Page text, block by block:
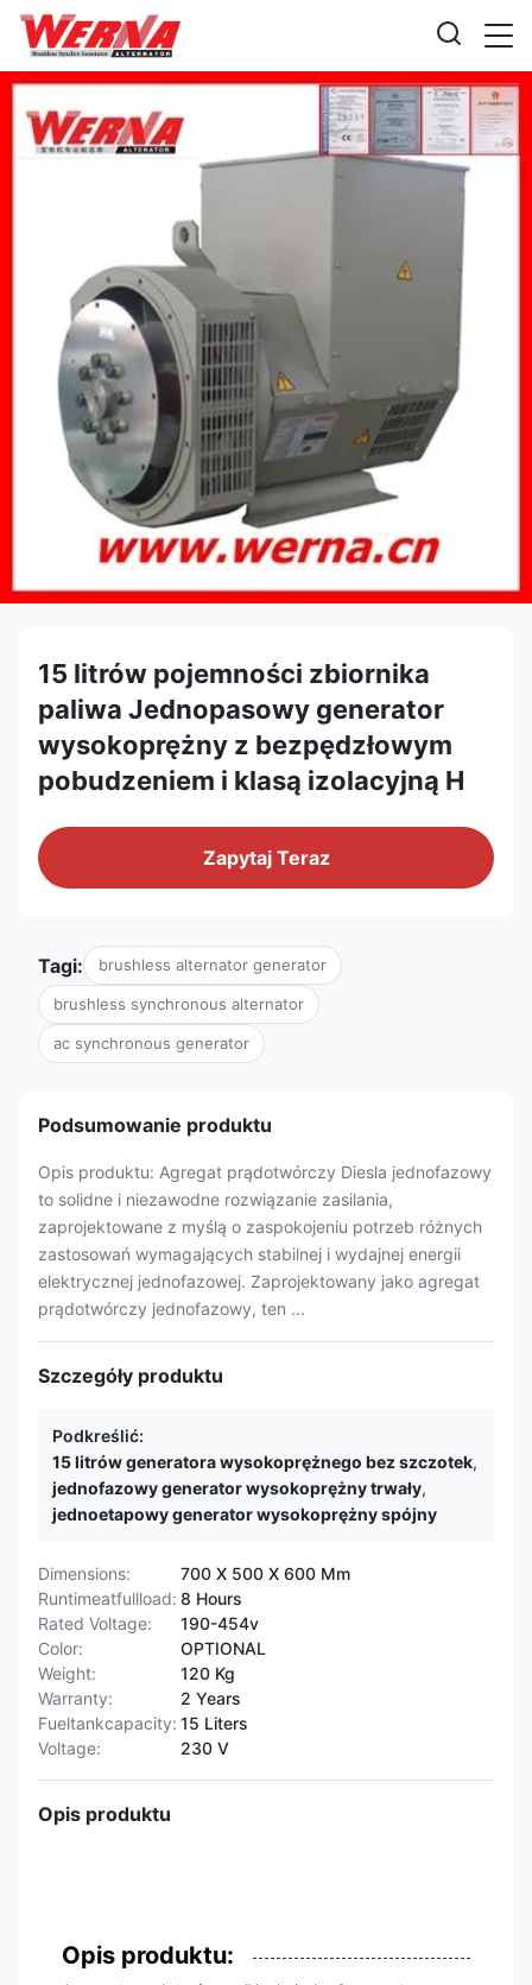
15 litrów pojemności zbiornika
paliwa Jednopasowy generator
wysokoprężny z bezpędzłowym
pobudzeniem i klasą izolacyjną H
Zapytaj Teraz
Tagi: brushless alternator generator
brushless synchronous alternator
ac synchronous generator
Podsumowanie produktu
Opis produktu: Agregat prądotwórczy Diesla jednofazowy
to solidne i niezawodne rozwiązanie zasilania,
zaprojektowane z myślą o zaspokojeniu potrzeb różnych
zastosowań wymagających stabilnej i wydajnej energii
elektrycznej jednofazowej. Zaprojektowany jako agregat
prądotwórczy jednofazowy, ten ...
Szczegóły produktu
Podkreślić:
15 litrów generatora wysokoprężnego bez szczotek,
jednofazowy generator wysokoprężny trwały,
jednoetapowy generator wysokoprężny spójny
Dimensions:
700 X 500 X 600 Mm
Runtimeatfullload: 8 Hours
Rated Voltage:
190-454v
Color:
OPTIONAL
Weight:
120 Kg
Warranty:
2 Years
Fueltankcapacity: 15 Liters
Voltage:
230 V
Opis produktu
Opis produktu: